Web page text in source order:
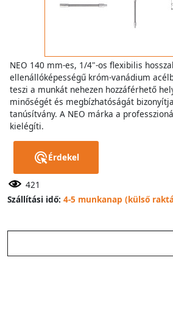
NEO 140 mm-es, 1/4"-os flexibilis
ellenállóképességű króm-vanádium
teszi a munkát nehezen hozzáférhető
minőségét és megbízhatóságát
tanúsítvány. A NEO márka a
kielégíti.
Érdekel
421
Szállítási idő: 4-5 munkanap (külső